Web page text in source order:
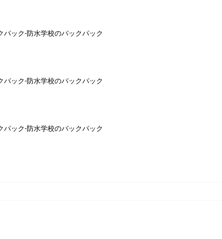
ック-防水学校のバックパック
ック-防水学校のバックパック
ック-防水学校のバックパック